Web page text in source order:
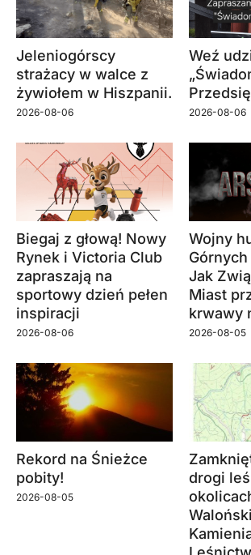
Jeleniogórscy
strażacy w walce z
żywiołem w Hiszpanii.
2026-08-06
Weź
2026-08-06
Biegaj z głową! Nowy
Rynek i Victoria Club
zapraszają na
sportowy dzień pełen
inspiracji
2026-08-06
Wojny
Jak
Miast
krwawy
2026-08-05
Rekord na Śnieżce
pobity!
2026-08-05
drogi